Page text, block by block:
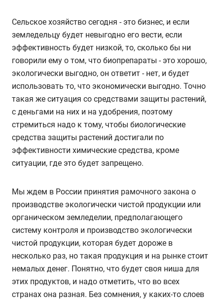
Сельское хозяйство сегодня - это бизнес, и если
земледельцу будет невыгодно его вести, если
эффективность будет низкой, то, сколько бы ни
говорили ему о том, что биопрепараты - это хорошо,
экологически выгодно, он ответит - нет, и будет
использовать то, что экономически выгодно. Точно
такая же ситуация со средствами защиты растений,
с деньгами на них и на удобрения, поэтому
стремиться надо к тому, чтобы биологические
средства защиты растений достигали по
эффективности химические средства, кроме
ситуации, где это будет запрещено.
Мы ждем в России принятия рамочного закона о
производстве экологически чистой продукции или
органическом земледелии, предполагающего
систему контроля и производство экологически
чистой продукции, которая будет дороже в
несколько раз, но такая продукция и на рынке стоит
немалых денег. Понятно, что будет своя ниша для
этих продуктов, и надо отметить, что во всех
странах она разная. Без сомнения, у каких-то слоев